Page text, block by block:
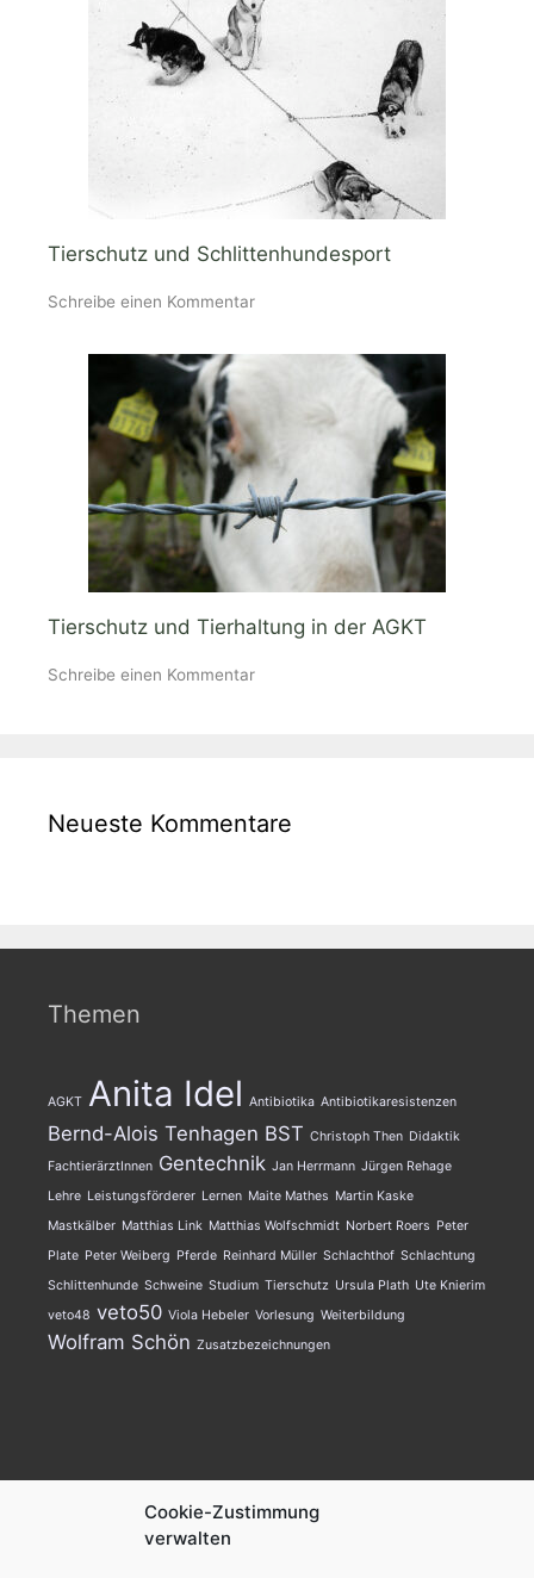
Cookie-Zustimmung
verwalten
Tierschutz und Schlittenhundesport
Schreibe einen Kommentar
Tierschutz und Tierhaltung in der AGKT
Schreibe einen Kommentar
Neueste Kommentare
Themen
AGKT Anita Idel Antibiotika Antibiotikaresistenzen
Bernd-Alois Tenhagen BST Christoph Then Didaktik
FachtierärztInnen Gentechnik Jan Herrmann Jürgen Rehage
Lehre Leistungsförderer Lernen Maite Mathes Martin Kaske
Mastkälber Matthias Link Matthias Wolfschmidt Norbert Roers Peter
Plate Peter Weiberg Pferde Reinhard Müller Schlachthof Schlachtung
Schlittenhunde Schweine Studium Tierschutz Ursula Plath Ute Knierim
veto48 veto50 Viola Hebeler Vorlesung Weiterbildung
Wolfram Schön Zusatzbezeichnungen
AGKT.de